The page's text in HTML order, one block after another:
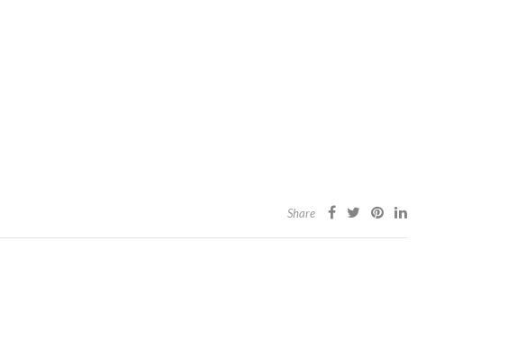
Share